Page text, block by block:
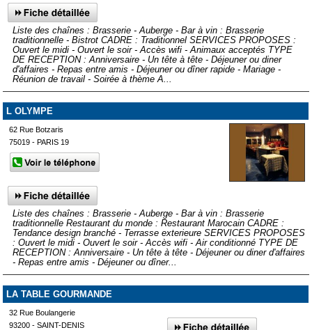
Liste des chaînes : Brasserie - Auberge - Bar à vin : Brasserie
traditionnelle - Bistrot CADRE : Traditionnel SERVICES PROPOSES :
Ouvert le midi - Ouvert le soir - Accès wifi - Animaux acceptés TYPE
DE RECEPTION : Anniversaire - Un tête à tête - Déjeuner ou diner
d'affaires - Repas entre amis - Déjeuner ou dîner rapide - Mariage -
Réunion de travail - Soirée à thème A...
L OLYMPE
62 Rue Botzaris
75019 - PARIS 19
Liste des chaînes : Brasserie - Auberge - Bar à vin : Brasserie
traditionnelle Restaurant du monde : Restaurant Marocain CADRE :
Tendance design branché - Terrasse exterieure SERVICES PROPOSES
: Ouvert le midi - Ouvert le soir - Accès wifi - Air conditionné TYPE DE
RECEPTION : Anniversaire - Un tête à tête - Déjeuner ou diner d'affaires
- Repas entre amis - Déjeuner ou dîner...
LA TABLE GOURMANDE
32 Rue Boulangerie
93200 - SAINT-DENIS